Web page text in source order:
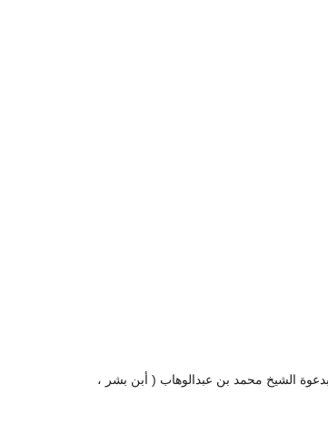
وإيمانه بدعوة الشيخ محمد بن عبدالوهاب ( أبن بشر ،